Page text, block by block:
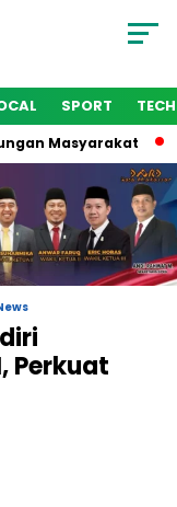
SPORT
Masyarakat
Perkuat